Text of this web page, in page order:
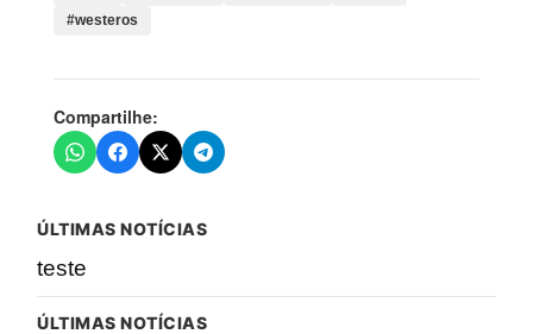
#westeros
Compartilhe:
ÚLTIMAS NOTÍCIAS
teste
ÚLTIMAS NOTÍCIAS